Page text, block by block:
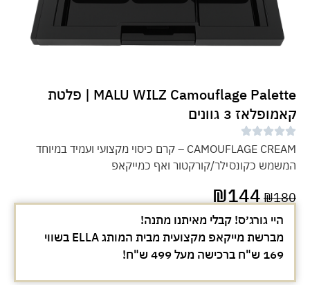
MALU WILZ Camouflage Palette | פלטת
קאמופלאז 3 גוונים
CAMOUFLAGE CREAM – קרם כיסוי מקצועי ועמיד במיוחד
המשמש כקונסילר/קורקטור ואף כמייקאפ
₪180
₪144
היי גורג׳ס! קבלי מאיתנו מתנה!
מברשת מייקאפ מקצועית מבית המותג ELLA בשווי
169 ש"ח ברכישה מעל 499 ש"ח!